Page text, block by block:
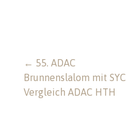
Beitragsnavigation
← 55. ADAC
Brunnenslalom mit
Vergleich ADAC HTH